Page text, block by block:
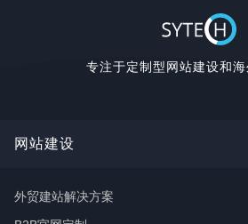
专注于定制型网站建设和
网站建设
外贸建站解决方案